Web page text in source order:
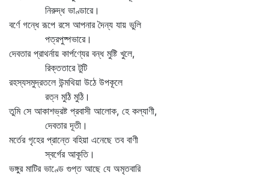
নিরুদ্ধ ভাণ্ডারে।
বর্ণে গন্ধে রূপে রসে আপনার দৈন্য যায় ভুলি
পত্রপুষ্পভারে।
দেবতার প্রাথর্নায় কার্পণ্যের বন্ধ মুষ্টি খুলে,
রিক্ততারে টুটি
রহস্যসমুদ্রতলে উন্মথিয়া উঠে উপকূলে
রত্ন মুঠি মুঠি।
তুমি সে আকাশভ্রষ্ট প্রবাসী আলোক, হে কল্যাণী,
দেবতার দূতী।
মর্তের গৃহের প্রান্তে বহিয়া এনেছে তব বাণী
স্বর্গের আকূতি।
ভঙ্গুর মাটির ভাণ্ডে গুপ্ত আছে যে অমৃতবারি